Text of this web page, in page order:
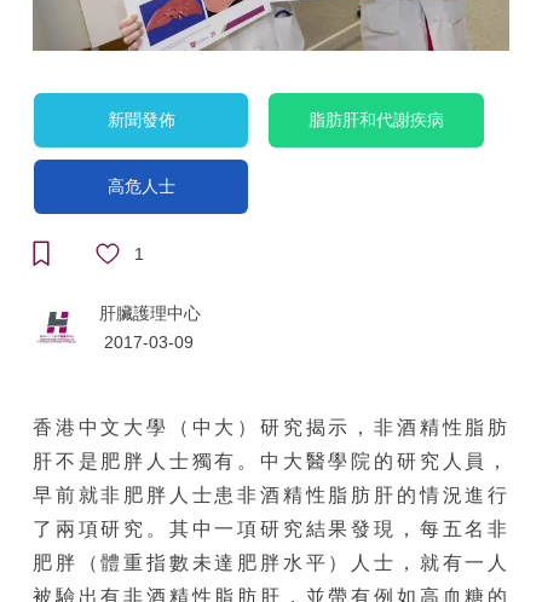
新聞發佈 脂肪肝和代謝疾病
高危人士
1
肝臟護理中心
2017-03-09
香港中文大學（中大）研究揭示，非酒精性脂肪
肝不是肥胖人士獨有。中大醫學院的研究人員，
早前就非肥胖人士患非酒精性脂肪肝的情況進行
了兩項研究。其中一項研究結果發現，每五名非
肥胖（體重指數未達肥胖水平）人士，就有一人
被驗出有非酒精性脂肪肝，並帶有例如高血糖的